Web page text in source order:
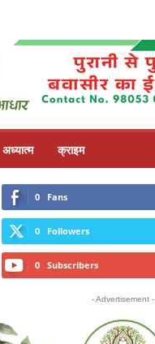
अध्यात्म क्राइम
0 Fans
0 Followers
0 Subscribers
- Advertisement -